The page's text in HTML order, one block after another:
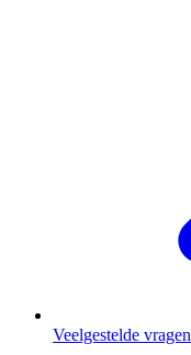
Veelgestelde vragen